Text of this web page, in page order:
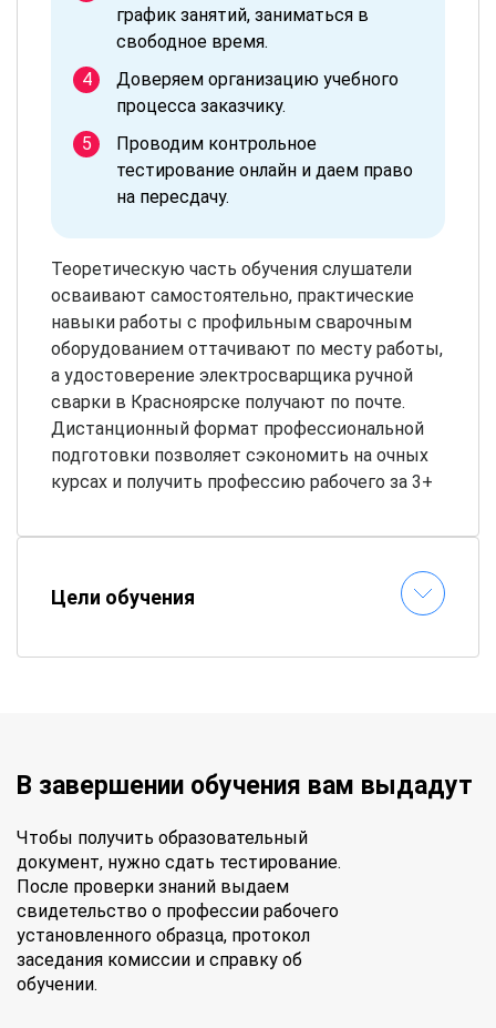
график занятий, заниматься в
свободное время.
Доверяем организацию учебного
процесса заказчику.
Проводим контрольное
тестирование онлайн и даем право
на пересдачу.
Теоретическую часть обучения слушатели
осваивают самостоятельно, практические
навыки работы с профильным сварочным
оборудованием оттачивают по месту работы,
а удостоверение электросварщика ручной
сварки в Красноярске получают по почте.
Дистанционный формат профессиональной
подготовки позволяет сэкономить на очных
курсах и получить профессию рабочего за 3+
Цели обучения
В завершении обучения вам выдадут
Чтобы получить образовательный
документ, нужно сдать тестирование.
После проверки знаний выдаем
свидетельство о профессии рабочего
установленного образца, протокол
заседания комиссии и справку об
обучении.